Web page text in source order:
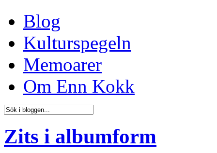
Blog
Kulturspegeln
Memoarer
Om Enn Kokk
Zits i albumform